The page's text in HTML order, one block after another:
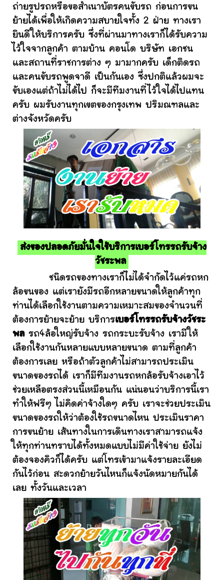
ถ่ายรูปรถหรือขอสำเนาบัตรคนขับรถ ก่อนการขน
ย้ายได้เพื่อให้เกิดความสบายใจทั้ง 2 ฝ่าย ทางเรา
ยินดีให้บริการครับ ซึ่งที่ผ่านมาทางเราก็ได้รับความ
ไว้ใจจากลูกค้า ตามบ้าน คอนโด บริษัท เอกชน
และสถานที่ราชการต่าง ๆ มามากครับ เด็กติดรถ
และคนขับรถพูดจาดี เป็นกันเอง ซึ่งปกติแล้วผมจะ
ขับเองแต่ถ้าไม่ได้ไป ก็จะมีทีมงานที่ไว้ใจได้ไปแทน
ครับ ผมรับงานทุกเขตของกรุงเทพ ปริมณฑลและ
ต่างจังหวัดครับ
ส่งของปลอดภัยมั่นใจใช้บริการเบอร์โทรรถรับจ้าง
วัชระพล
ชนิดรถของทางเราก็ไม่ได้จำกัดไว้แค่รถหก
ล้อขนของ แต่เรายังมีรถอีกหลายขนาดให้ลูกค้าทุก
ท่านได้เลือกใช้งานตามความเหมาะสมของจำนวนที่
ต้องการย้ายจะย้าย บริการเบอร์โทรรถรับจ้างวัชระ
พลรถ4ล้อใหญ่รับจ้าง รถกระบะรับจ้าง เรามีให้
เลือกใช้งานกันหลายแบบหลายขนาด ตามที่ลูกค้า
ต้องการเลย หรือถ้าตัวลูกค้าไม่สามารถประเมิน
ขนาดของรถได้ เราก็มีทีมงานรถหกล้อรับจ้างเอาไว้
ช่วยเหลือตรงส่วนนี้เหมือนกัน แน่นอนว่าบริการนี้เรา
ทำให้ฟรีๆ ไม่คิดค่าจ้างใดๆ ครับ เราจะช่วยประเมิน
ขนาดของรถให้ว่าต้องใช้รถขนาดไหน ประเมินราคา
การขนย้าย เส้นทางในการเดินทางเราสามารถแจ้ง
ให้ทุกท่านทราบได้ทั้งหมดแบบไม่มีค่าใช้จ่าย ยังไม่
ต้องจองคิวก็ได้ครับ แต่โทรเข้ามาแจ้งรายละเอียด
กันไว้ก่อน สะดวกย้ายวันไหนก็แจ้งนัดหมายกันได้
เลย ทั้งวันและเวลา